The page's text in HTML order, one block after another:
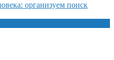
организуем поиск